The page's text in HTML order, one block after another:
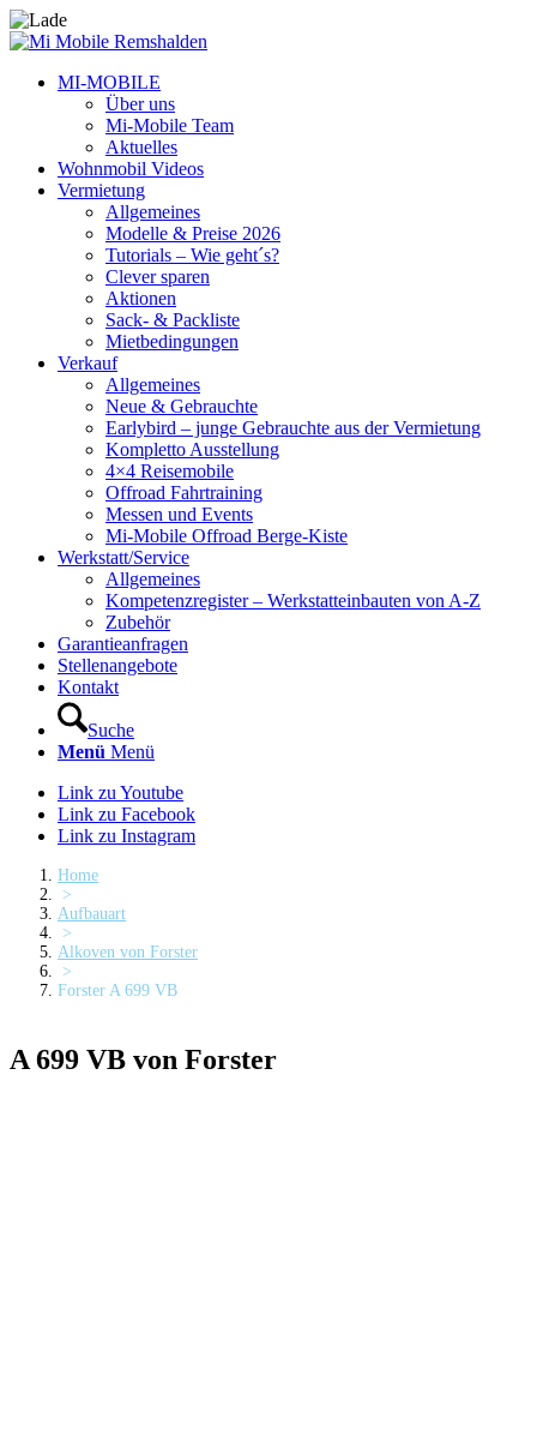
MI-MOBILE
Über uns
Mi-Mobile Team
Aktuelles
Wohnmobil Videos
Vermietung
Allgemeines
Modelle & Preise 2026
Tutorials – Wie geht´s?
Clever sparen
Aktionen
Sack- & Packliste
Mietbedingungen
Verkauf
Allgemeines
Neue & Gebrauchte
Earlybird – junge Gebrauchte aus der Vermietung
Kompletto Ausstellung
4×4 Reisemobile
Offroad Fahrtraining
Messen und Events
Mi-Mobile Offroad Berge-Kiste
Werkstatt/Service
Allgemeines
Kompetenzregister – Werkstatteinbauten von A-Z
Zubehör
Garantieanfragen
Stellenangebote
Kontakt
Suche
Menü Menü
Link zu Youtube
Link zu Facebook
Link zu Instagram
Home
>
Aufbauart
>
Alkoven von Forster
>
Forster A 699 VB
A 699 VB von Forster